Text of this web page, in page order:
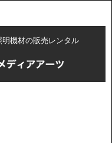
機材の販売レンタル